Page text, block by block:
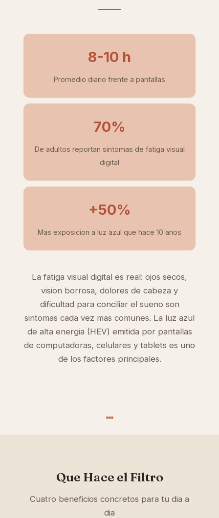
8-10 h
Promedio diario frente a pantallas
70%
De adultos reportan sintomas de fatiga visual
digital
+50%
Mas exposicion a luz azul que hace 10 anos
La fatiga visual digital es real: ojos secos,
vision borrosa, dolores de cabeza y
dificultad para conciliar el sueno son
sintomas cada vez mas comunes. La luz azul
de alta energia (HEV) emitida por pantallas
de computadoras, celulares y tablets es uno
de los factores principales.
Que Hace el Filtro
Cuatro beneficios concretos para tu dia a
dia